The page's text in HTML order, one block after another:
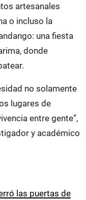
artesanales
o incluso la
una fiesta
donde
no solamente
lugares de
entre gente”,
y académico
las puertas de